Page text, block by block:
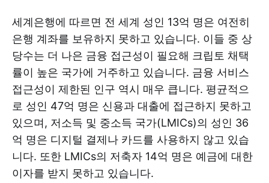
세계은행에 따르면 전 세계 성인 13억 명은 여전히
은행 계좌를 보유하지 못하고 있습니다. 이들 중 상
당수는 더 나은 금융 접근성이 필요해 크립토 채택
률이 높은 국가에 거주하고 있습니다. 금융 서비스
접근성이 제한된 인구 역시 매우 큽니다. 평균적으
로 성인 47억 명은 신용과 대출에 접근하지 못하고
있으며, 저소득 및 중소득 국가(LMICs)의 성인 36
억 명은 디지털 결제나 카드를 사용하지 않고 있습
니다. 또한 LMICs의 저축자 14억 명은 예금에 대한
이자를 받지 못하고 있습니다.